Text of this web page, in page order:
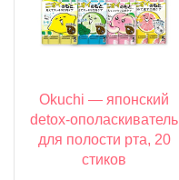
Okuchi — японский
detox-ополаскиватель
для полости рта, 20
стиков